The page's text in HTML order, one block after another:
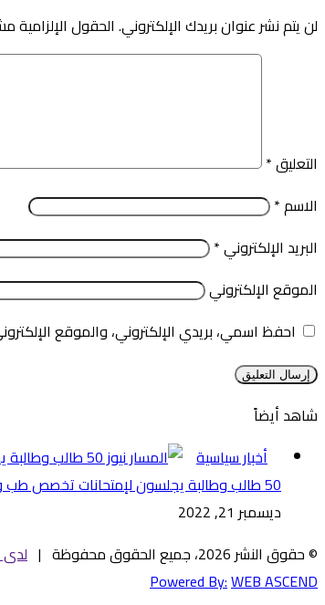
لن يتم نشر عنوان بريدك الإلكتروني. الحقول الإلزامية
التعليق*
الاسم*
البريد الإلكتروني*
الموقع الإلكتروني
احفظ اسمي، بريدي الإلكتروني، والموقع
شاهد أيضاً
أخبار سياسية
50 طالب وطالبة يجلسون لإمتحانات تخصص طب وجراحة العيون
ديسمبر 21, 2022
© حقوق النشر 2026، جميع الحقوق محفوظة |
لدى
Powered By:WEB ASCEND